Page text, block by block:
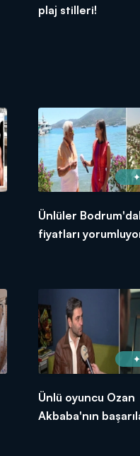
plaj stilleri!
Ünlüler
fiyatları
Ünlü oyuncu Ozan
Akbaba'nın